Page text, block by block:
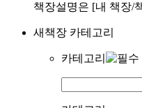
책장설명은 [내 책장/
새책장 카테고리
카테고리